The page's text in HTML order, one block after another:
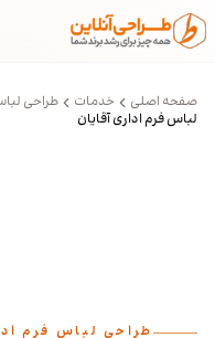
پرش به محتوای اصلی
صفحه اصلی خدمات طراحی
لباس فرم اداری آقایان
طراحی لباس فرم